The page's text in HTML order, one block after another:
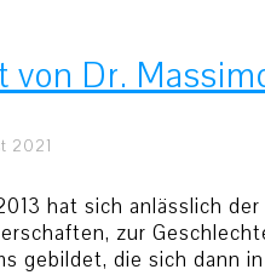
von Dr.
2021
hat sich anlässlich
zur
gebildet, die sich dann